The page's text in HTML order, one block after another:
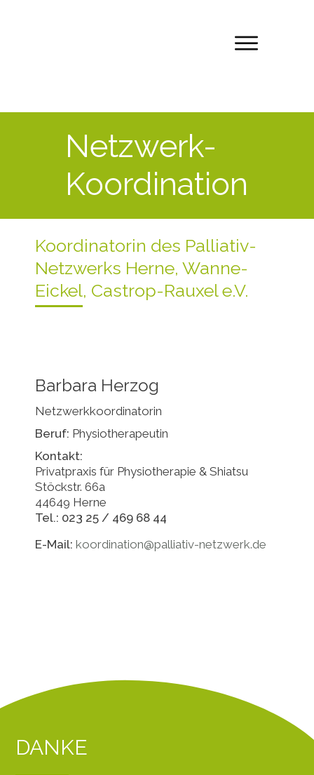
Netzwerk-
Koordination
Koordinatorin des Palliativ-
Netzwerks Herne, Wanne-
Eickel, Castrop-Rauxel e.V.
Barbara Herzog
Netzwerkkoordinatorin
Beruf: Physiotherapeutin
Kontakt:
Privatpraxis für Physiotherapie & Shiatsu
Stöckstr. 66a
44649 Herne
Tel.: 023 25 / 469 68 44
E-Mail: koordination@palliativ-netzwerk.de
DANKE